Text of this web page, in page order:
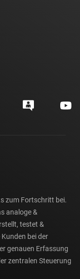
zum Fortschritt bei.
analoge &
testet &
bei der
genauen Erfassung
zentralen Steuerung